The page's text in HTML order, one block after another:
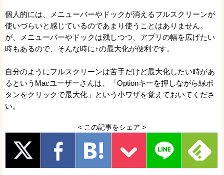
個人的には、メニューバーやドックが消えるフルスクリーンが
使いづらいと感じているのであまり使うことはありません。
が、メニューバーやドックは残しつつ、アプリの幅を広げたい
時もあるので、そんな時に↑の最大化が便利です。
自分のようにフルスクリーンは苦手だけど最大化したい時があ
るというMacユーザーさんは、「Optionキーを押しながら緑ボ
タンをクリックで最大化」という小ワザを覚えておいてくださ
い。
< この記事をシェア >